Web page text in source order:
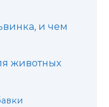
и чем
животных